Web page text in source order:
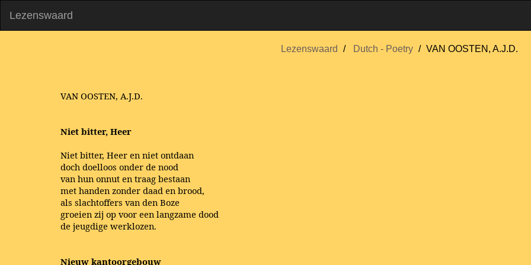
Lezenswaard
Lezenswaard Dutch - Poetry VAN OOSTEN, A.J.D.
VAN OOSTEN, A.J.D.
Niet bitter, Heer
Niet bitter, Heer en niet ontdaan
doch doelloos onder de nood
van hun onnut en traag bestaan
met handen zonder daad en brood,
als slachtoffers van den Boze
groeien zij op voor een langzame dood
de jeugdige werklozen.
Nieuw kantoorgebouw